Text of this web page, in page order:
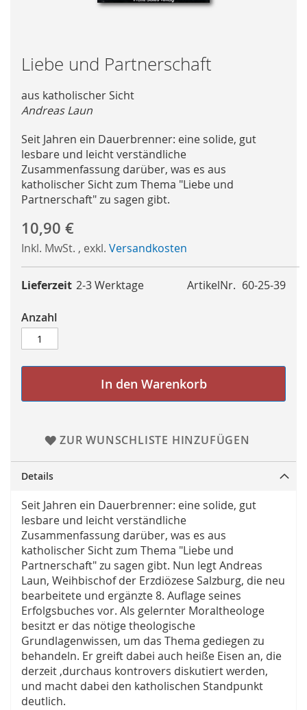
Skip
to
beginning
of
the
images
gallery
Liebe und Partnerschaft
aus katholischer Sicht
Andreas Laun
Seit Jahren ein Dauerbrenner: eine solide, gut
lesbare und leicht verständliche
Zusammenfassung darüber, was es aus
katholischer Sicht zum Thema "Liebe und
Partnerschaft" zu sagen gibt.
10,90 €
Inkl. MwSt. , exkl. Versandkosten
ArtikelNr. 60-25-39
Lieferzeit 2-3 Werktage
Anzahl
In den Warenkorb
ZUR WUNSCHLISTE HINZUFÜGEN
Details
Seit Jahren ein Dauerbrenner: eine solide, gut
lesbare und leicht verständliche
Zusammenfassung darüber, was es aus
katholischer Sicht zum Thema "Liebe und
Partnerschaft" zu sagen gibt. Nun legt Andreas
Laun, Weihbischof der Erzdiözese Salzburg, die neu
bearbeitete und ergänzte 8. Auflage seines
Erfolgsbuches vor. Als gelernter Moraltheologe
besitzt er das nötige theologische
Grundlagenwissen, um das Thema gediegen zu
behandeln. Er greift dabei auch heiße Eisen an, die
derzeit ,durchaus kontrovers diskutiert werden,
und macht dabei den katholischen Standpunkt
deutlich.